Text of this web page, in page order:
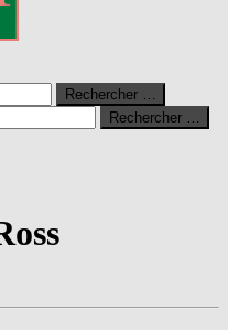
Rechercher …
Rechercher …